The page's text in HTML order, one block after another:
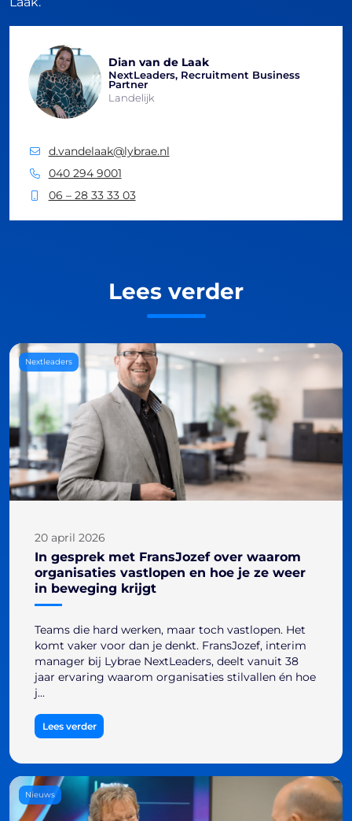
Dian van de Laak
NextLeaders, Recruitment Business
Partner
Landelijk
d.vandelaak@lybrae.nl
040 294 9001
06 – 28 33 33 03
Lees verder
Nextleaders
20 april 2026
In gesprek met FransJozef over waarom
organisaties vastlopen en hoe je ze weer
in beweging krijgt
Teams die hard werken, maar toch vastlopen. Het
komt vaker voor dan je denkt. FransJozef, interim
manager bij Lybrae NextLeaders, deelt vanuit 38
jaar ervaring waarom organisaties stilvallen én hoe
j...
Lees verder
Nieuws